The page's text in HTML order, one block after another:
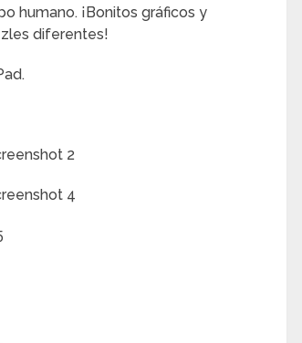
humano. ¡Bonitos gráficos y
diferentes!